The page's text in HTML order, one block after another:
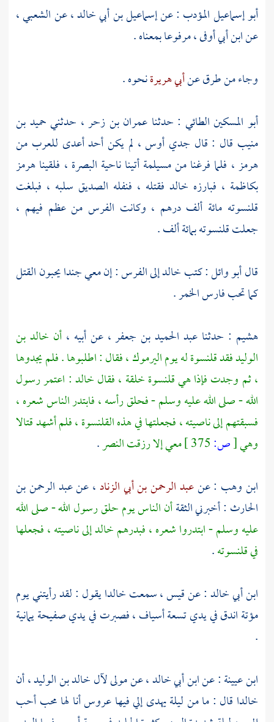
أبو إسماعيل المؤدب : عنإسماعيل بن أبي خالد، عنالشعبي،
عنابن أبي أوفى، مرفوعا بمعناه .
وجاء من طرق عنأبي هريرةنحوه .
أبو المسكين الطائي : حدثنا عمران بن زحر، حدثنيحميد بن
منيب قال : قال جدي أوس، لم يكن أحد أعدى للعرب من
هرمز، فلما فرغنا منمسيلمةأتينا ناحية البصرة ، فلقيناهرمز
بكاظمة ، فبارزه خالد فقتله ، فنفله الصديق سلبه ، فبلغت
قلنسوته مائة ألف درهم ، وكانت الفرس من عظم فيهم ،
جعلت قلنسوته بمائة ألف .
قالأبو وائل: كتبخالدإلىالفرس: إن معي جندا يحبون القتل
كما تحبفارسالخمر .
هشيم : حدثنا عبد الحميد بن جعفر، عن أبيه ، أن خالد بن
الوليدفقد قلنسوة له يوماليرموك، فقال : اطلبوها . فلم يجدوها
، ثم وجدت فإذا هي قلنسوة خلقة ، فقالخالد: اعتمر رسول
الله - صلى الله عليه وسلم - فحلق رأسه ، فابتدر الناس شعره ،
فسبقتهم إلى ناصيته ، فجعلتها في هذه القلنسوة ، فلم أشهد قتالا
وهي[ص: معي إلا رزقت النصر.
ابن وهب : عنعبد الرحمن بن أبي الزناد، عنعبد الرحمن بن
الحارث : أخبرني الثقةأن الناس يوم حلق رسول الله - صلى الله
عليه وسلم - ابتدروا شعره ، فبدرهمخالدإلى ناصيته ، فجعلها
في قلنسوته.
ابن أبي خالد: عنقيس، سمعتخالدايقول : لقد رأيتني يوم
مؤتةاندق في يدي تسعة أسياف ، فصبرت في يدي صفيحة يمانية
.
ابن عيينة: عنابن أبي خالد، عن مولى لآلخالد بن الوليد، أن
خالدا قال : ما من ليلة يهدى إلي فيها عروس أنا لها محب أحب